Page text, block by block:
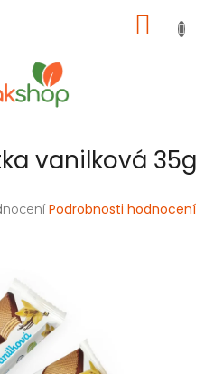
vanilková 35g
Podrobnosti hodnocení